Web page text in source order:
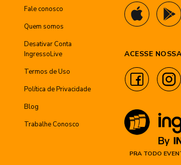
Fale conosco
Quem somos
Desativar Conta
IngressoLive
Termos de Uso
Política de Privacidade
Blog
Trabalhe Conosco
ACESSE
PRA TODO